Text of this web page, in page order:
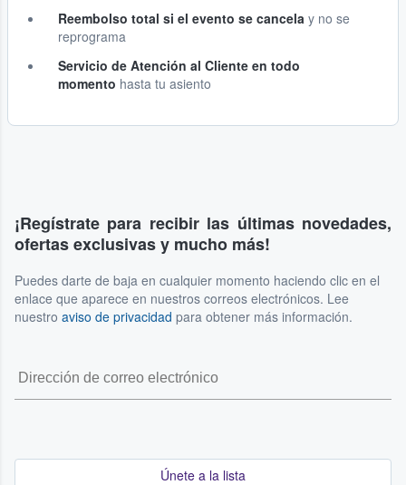
Reembolso total si el evento se cancela y no se
reprograma
Servicio de Atención al Cliente en todo
momento hasta tu asiento
¡Regístrate para recibir las últimas novedades,
ofertas exclusivas y mucho más!
Puedes darte de baja en cualquier momento haciendo clic en el
enlace que aparece en nuestros correos electrónicos. Lee
nuestro aviso de privacidad para obtener más información.
Únete a la lista